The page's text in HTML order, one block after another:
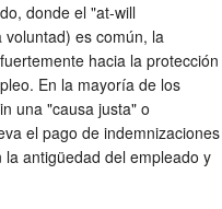
donde el "at-will
es común, la
hacia la protección
En la mayoría de los
una "causa justa" o
el pago de indemnizaciones
antigüedad del empleado y